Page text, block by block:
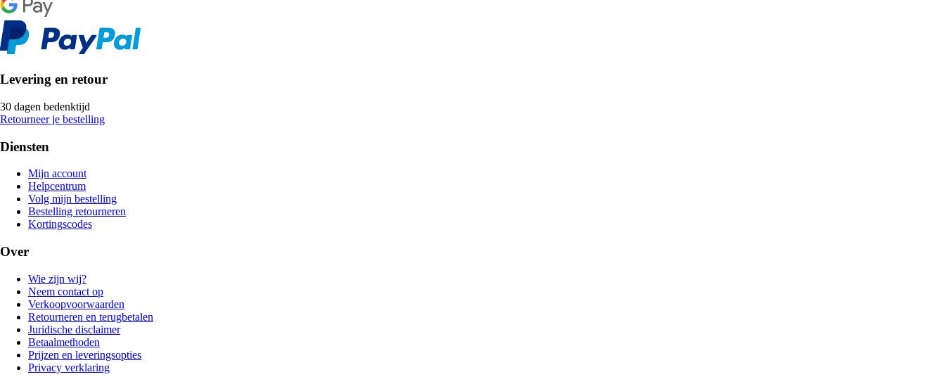
Levering en retour
30 dagen bedenktijd
Retourneer je bestelling
Diensten
Mijn account
Helpcentrum
Volg mijn bestelling
Bestelling retourneren
Kortingscodes
Over
Wie zijn wij?
Neem contact op
Verkoopvoorwaarden
Retourneren en terugbetalen
Juridische disclaimer
Betaalmethoden
Prijzen en leveringsopties
Privacy verklaring